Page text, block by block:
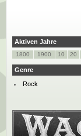
Aktiven Jahre
1800 1900 10 20
Genre
Rock